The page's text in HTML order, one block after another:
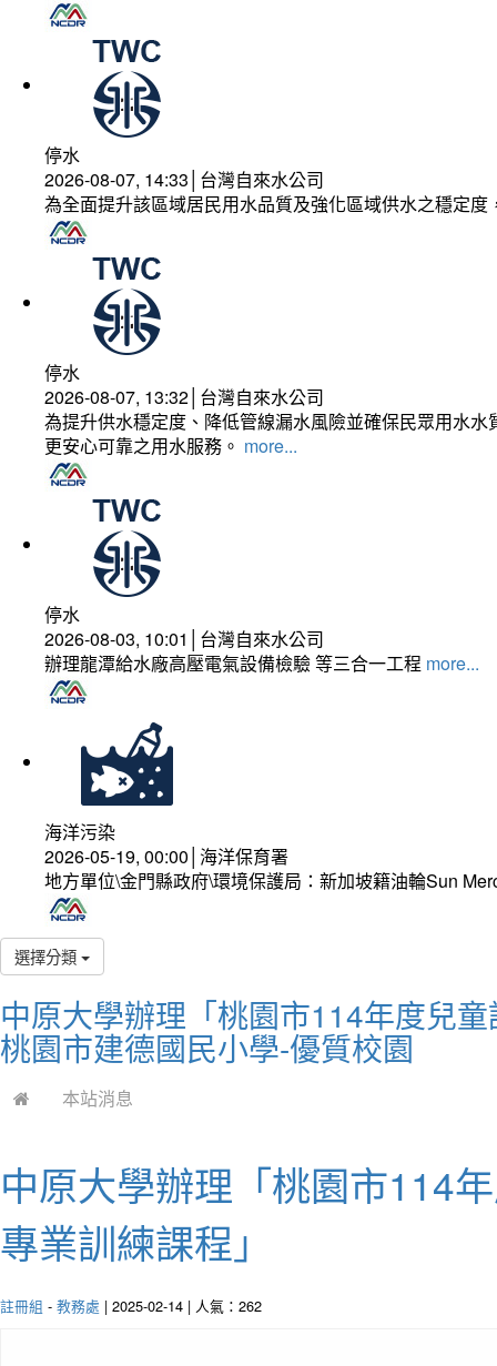
停水
2026-08-07, 14:33│台灣自來水公司
為全面提升該區域居民用水品質及強化區域供水之穩定
停水
2026-08-07, 13:32│台灣自來水公司
為提升供水穩定度、降低管線漏水風險並確保民眾用水
更安心可靠之用水服務。 more...
停水
2026-08-03, 10:01│台灣自來水公司
辦理龍潭給水廠高壓電氣設備檢驗 等三合一工程 more...
海洋污染
2026-05-19, 00:00│海洋保育署
地方單位\金門縣政府\環境保護局：新加坡籍油輪Sun
選擇分類
中原大學辦理「桃園市114年度兒
桃園市建德國民小學-優質校園
本站消息
中原大學辦理「桃園市114
專業訓練課程」
註冊組 - 教務處 | 2025-02-14 | 人氣：262